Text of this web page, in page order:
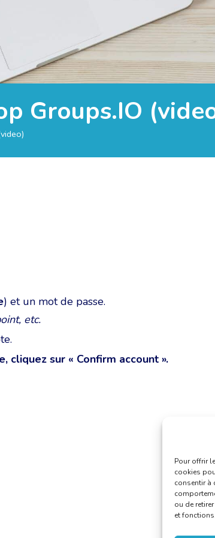
Pour offrir
cookies
consentir à
ou de
et
Groups.IO
) et un mot de passe.
etc.
cliquez sur « Confirm account ».